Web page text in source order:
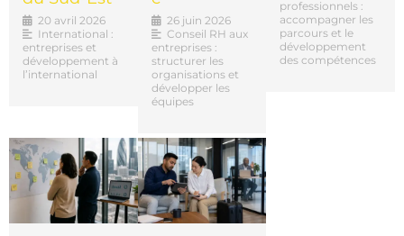
20 avril 2026
International :
entreprises et
développement à
l’international
26 juin 2026
Conseil RH aux
entreprises :
structurer les
organisations et
développer les
équipes
professionnels :
accompagner les
parcours et le
développement
des compétences